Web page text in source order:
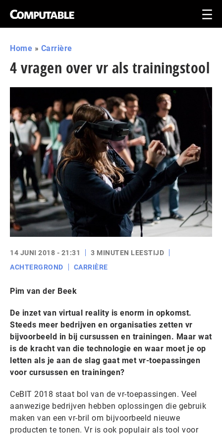
Home » Carrière
4 vragen over vr als trainingstool
14 JUNI 2018 - 21:31
3 MINUTEN LEESTIJD
ACHTERGROND
CARRIÈRE
Pim van der Beek
De inzet van virtual reality is enorm in opkomst.
Steeds meer bedrijven en organisaties zetten vr
bijvoorbeeld in bij cursussen en trainingen. Maar wat
is de kracht van die technologie en waar moet je op
letten als je aan de slag gaat met vr-toepassingen
voor cursussen en trainingen?
CeBIT 2018 staat bol van de vr-toepassingen. Veel
aanwezige bedrijven hebben oplossingen die gebruik
maken van een vr-bril om bijvoorbeeld nieuwe
producten te tonen. Vr is ook populair als tool voor